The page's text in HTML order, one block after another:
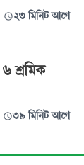
২৩ মিনিট আগে
শ্রমিক
৩৯ মিনিট আগে